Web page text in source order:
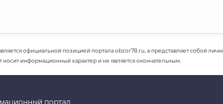
официальной позицией портала obzor78.ru, а представляет собой
носит информационный характер и не является окончательным.
портал